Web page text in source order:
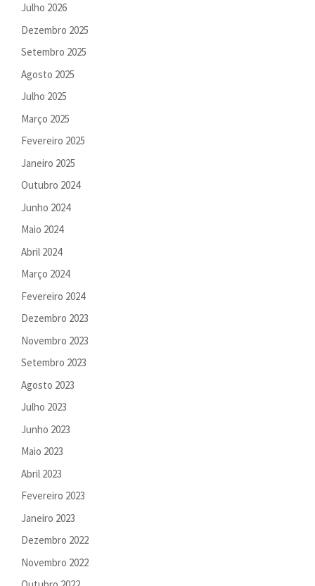
Julho 2026
Dezembro 2025
Setembro 2025
Agosto 2025
Julho 2025
Março 2025
Fevereiro 2025
Janeiro 2025
Outubro 2024
Junho 2024
Maio 2024
Abril 2024
Março 2024
Fevereiro 2024
Dezembro 2023
Novembro 2023
Setembro 2023
Agosto 2023
Julho 2023
Junho 2023
Maio 2023
Abril 2023
Fevereiro 2023
Janeiro 2023
Dezembro 2022
Novembro 2022